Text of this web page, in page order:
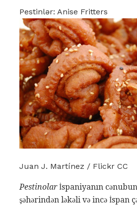
Pestinlər: Anise Fritters
Juan J. Martínez / Flickr CC
Pestinolarİspaniyanın
şəhərindən ləkəli və incə İspan